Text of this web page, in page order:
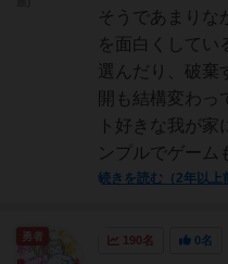
そうであまりな
を面白くしてい
選んだり、破棄
開も結構変わ
ト好きな我が
ンプルでゲーム
続きを読む（2年以上
190名 0名